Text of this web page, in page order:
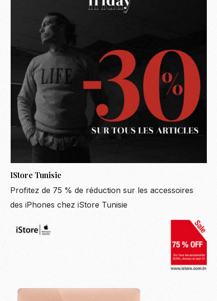
IStore Tunisie
Profitez de 75 % de réduction sur les accessoires
des iPhones chez iStore Tunisie